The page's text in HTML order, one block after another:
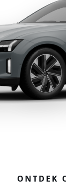
ONTDEK